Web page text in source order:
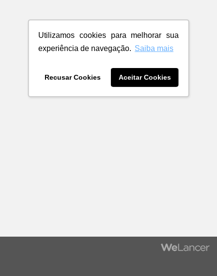
Utilizamos cookies para melhorar sua
experiência de navegação. Saiba mais
Recusar Cookies Aceitar Cookies